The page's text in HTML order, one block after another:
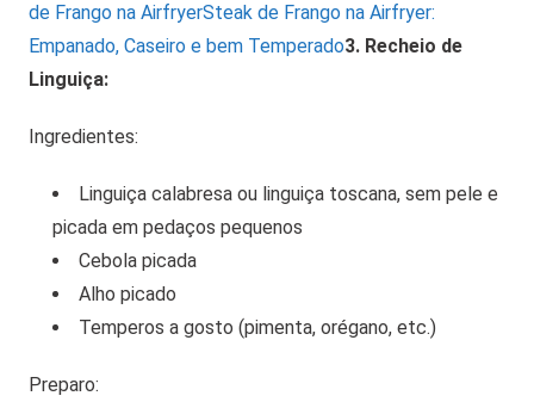
de Frango na AirfryerSteak de Frango na Airfryer:
Empanado, Caseiro e bem Temperado3. Recheio de
Linguiça:
Ingredientes:
Linguiça calabresa ou linguiça toscana, sem pele e
picada em pedaços pequenos
Cebola picada
Alho picado
Temperos a gosto (pimenta, orégano, etc.)
Preparo: